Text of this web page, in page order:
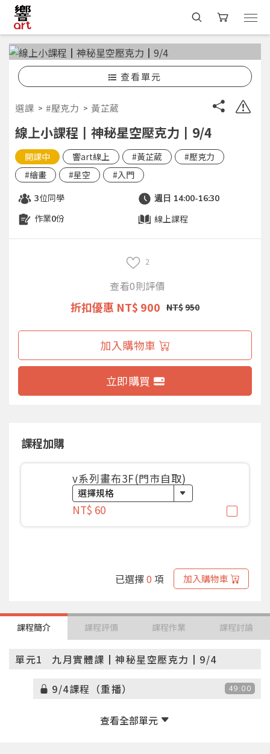
查看單元
選課 #壓克力 黃芷葳
線上小課程┃神秘星空壓克力┃9/4
開課中 響art線上 #黃芷葳
#壓克力
#繪畫
#星空 #入門
3位同學 週日 14:00-16:30
作業0份 線上課程
2
查看0則評價
折扣優惠 NT$ 900 NT$950
加入購物車
立即購買
課程加購
v系列畫布3F(門市自取)
NT$ 60
已選擇0 項 加入購物車
課程簡介 課程評價 課程作業 課程討論
單元1 九月實體課┃神秘星空壓克力┃9/4
9/4課程（重播） 49:00